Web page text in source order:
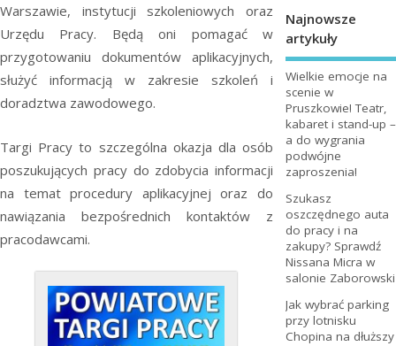
Warszawie, instytucji szkoleniowych oraz
Urzędu Pracy. Będą oni pomagać w
przygotowaniu dokumentów aplikacyjnych,
służyć informacją w zakresie szkoleń i
doradztwa zawodowego.
Targi Pracy to szczególna okazja dla osób
poszukujących pracy do zdobycia informacji
na temat procedury aplikacyjnej oraz do
nawiązania bezpośrednich kontaktów z
pracodawcami.
Najnowsze
artykuły
Wielkie emocje na
scenie w
Pruszkowie! Teatr,
kabaret i stand-up –
a do wygrania
podwójne
zaproszenia!
Szukasz
oszczędnego auta
do pracy i na
zakupy? Sprawdź
Nissana Micra w
salonie Zaborowski
Jak wybrać parking
przy lotnisku
Chopina na dłuższy